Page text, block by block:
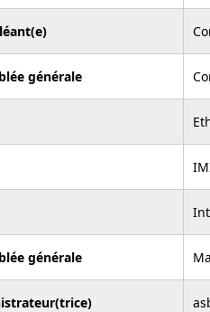
générale
générale